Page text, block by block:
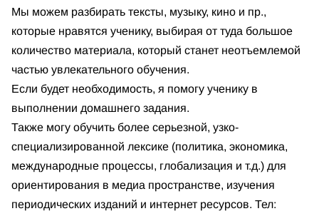
Мы можем разбирать тексты, музыку, кино и пр.,
которые нравятся ученику, выбирая от туда большое
количество материала, который станет неотъемлемой
частью увлекательного обучения.
Если будет необходимость, я помогу ученику в
выполнении домашнего задания.
Также могу обучить более серьезной, узко-
специализированной лексике (политика, экономика,
международные процессы, глобализация и т.д.) для
ориентирования в медиа пространстве, изучения
периодических изданий и интернет ресурсов. Тел: